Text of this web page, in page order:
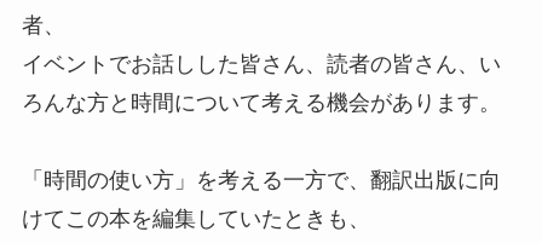
者、
イベントでお話しした皆さん、読者の皆さん、い
ろんな方と時間について考える機会があります。
「時間の使い方」を考える一方で、翻訳出版に向
けてこの本を編集していたときも、